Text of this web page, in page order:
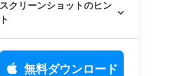
が保存される場所
スクリーンショットのヒン
ト
無料ダウンロード